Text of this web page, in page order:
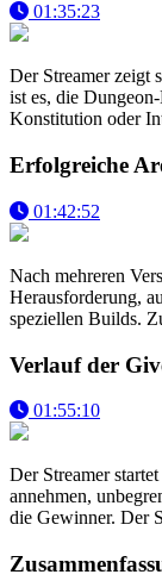
01:35:23
Der Streamer zeigt
ist es, die
Konstitution oder
Erfolgreiche
01:42:52
Nach mehreren
Herausforderung,
speziellen Builds.
Verlauf der
01:55:10
Der Streamer
annehmen,
die Gewinner. Der